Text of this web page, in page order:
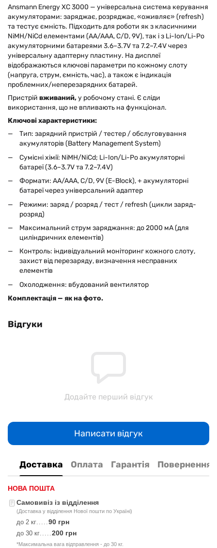
Ansmann Energy XC 3000 — універсальна система керування
акумуляторами: заряджає, розряджає, «оживляє» (refresh)
та тестує ємність. Підходить для роботи як з класичними
NiMH/NiCd елементами (AA/AAA, C/D, 9V), так і з Li-Ion/Li-Po
акумуляторними батареями 3.6–3.7V та 7.2–7.4V через
універсальну адаптерну пластину. На дисплеї
відображаються ключові параметри по кожному слоту
(напруга, струм, ємність, час), а також є індикація
проблемних/неперезарядних батарей.
Пристрій вживаний,у робочому стані. Є сліди
використання, що не впливають на функціонал.
Ключові характеристики:
Тип: зарядний пристрій / тестер / обслуговування
акумуляторів (Battery Management System)
Сумісні хімії: NiMH/NiCd; Li-Ion/Li-Po акумуляторні
батареї (3.6–3.7V та 7.2–7.4V)
Формати: AA/AAA, C/D, 9V (E-Block), + акумуляторні
батареї через універсальний адаптер
Режими: заряд / розряд / тест / refresh (цикли заряд-
розряд)
Максимальний струм заряджання: до 2000 мА (для
циліндричних елементів)
Контроль: індивідуальний моніторинг кожного слоту,
захист від перезаряду, визначення несправних
елементів
Охолодження: вбудований вентилятор
Комплектація — як на фото.
Відгуки
Додайте перший відгук
Написати відгук
Доставка Оплата Гарантія Повернення
НОВА ПОШТА
Самовивіз із відділення
(Доставка у відділення Нової пошти по Україні)
до 2 кг.....90 грн
до 30 кг.....200 грн
*Максимальна вага відправлення - до 30 кг.